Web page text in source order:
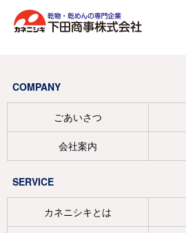
COMPANY
ごあいさつ
会社案内
SERVICE
カネニシキとは